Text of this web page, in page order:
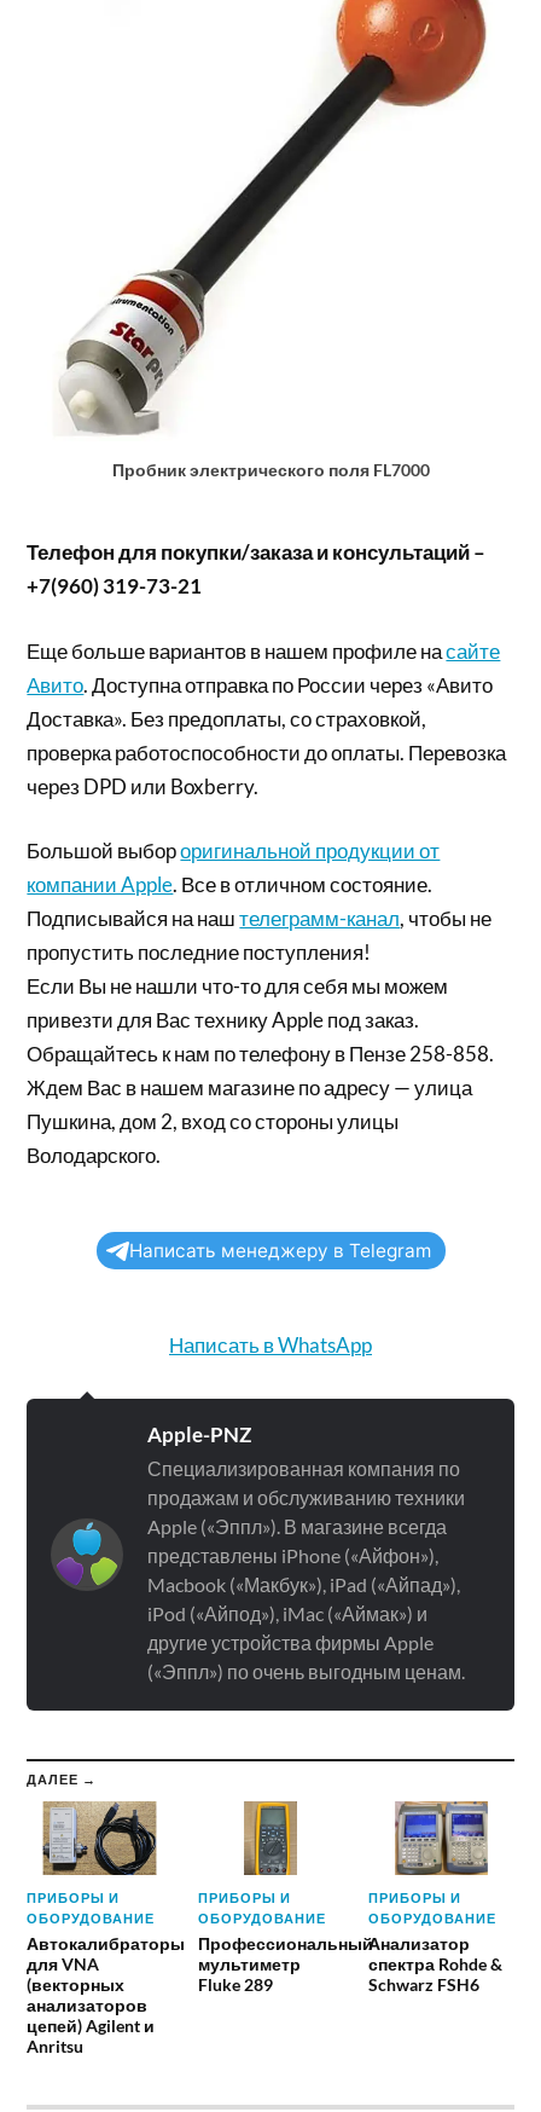
Пробник электрического поля FL7000
Телефон для покупки/заказа и консультаций –
+7(960) 319-73-21
Еще больше вариантов в нашем профиле насайте
Авито. Доступна отправка по России через «Авито
Доставка». Без предоплаты, со страховкой,
проверка работоспособности до оплаты. Перевозка
через DPD или Boxberry.
Большой выбороригинальной продукции от
компании Apple. Все в отличном состояние.
Подписывайся на наштелеграмм-канал, чтобы не
пропустить последние поступления!
Если Вы не нашли что-то для себя мы можем
привезти для Вас технику Apple под заказ.
Обращайтесь к нам по телефону в Пензе 258-858.
Ждем Вас в нашем магазине по адресу — улица
Пушкина, дом 2, вход со стороны улицы
Володарского.
Написать менеджеру в Telegram
Написать в WhatsApp
Apple-PNZ
Специализированная компания по
продажам и обслуживанию техники
Apple («Эппл»). В магазине всегда
представлены iPhone («Айфон»),
Macbook («Макбук»), iPad («Айпад»),
iPod («Айпод»), iMac («Аймак») и
другие устройства фирмы Apple
(«Эппл») по очень выгодным ценам.
ДАЛЕЕ →
ПРИБОРЫ И
ОБОРУДОВАНИЕ
Автокалибраторы
для VNA
(векторных
анализаторов
цепей) Agilent и
Anritsu
ПРИБОРЫ И
ОБОРУДОВАНИЕ
Профессиональный
мультиметр
Fluke 289
ПРИБОРЫ И
ОБОРУДОВАНИЕ
Анализатор
спектра Rohde &
Schwarz FSH6